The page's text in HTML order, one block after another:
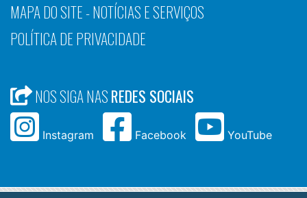
MAPA DO SITE - NOTÍCIAS E SERVIÇOS
POLÍTICA DE PRIVACIDADE
NOS SIGA NASREDES SOCIAIS
Instagram Facebook YouTube